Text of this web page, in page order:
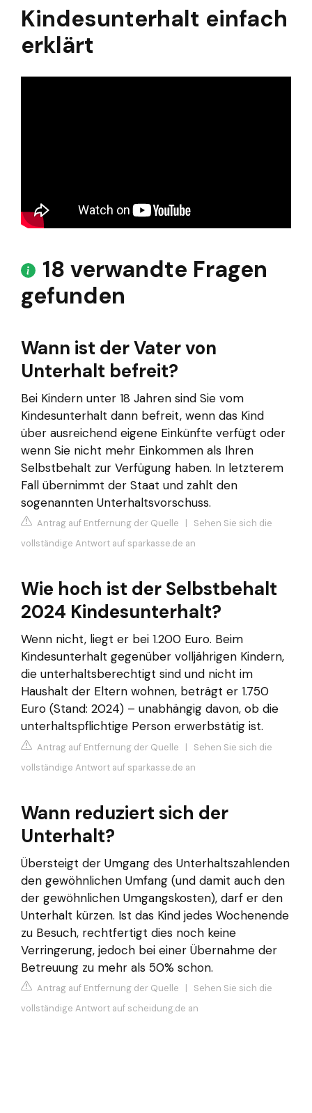
Kindesunterhalt einfach
erklärt
18 verwandte Fragen
gefunden
Wann ist der Vater von
Unterhalt befreit?
Bei Kindern unter 18 Jahren sind Sie vom
Kindesunterhalt dann befreit, wenn das Kind
über ausreichend eigene Einkünfte verfügt oder
wenn Sie nicht mehr Einkommen als Ihren
Selbstbehalt zur Verfügung haben. In letzterem
Fall übernimmt der Staat und zahlt den
sogenannten Unterhaltsvorschuss.
Antrag auf Entfernung der Quelle | Sehen Sie sich die
vollständige Antwort auf sparkasse.de an
Wie hoch ist der Selbstbehalt
2024 Kindesunterhalt?
Wenn nicht, liegt er bei 1.200 Euro. Beim
Kindesunterhalt gegenüber volljährigen Kindern,
die unterhaltsberechtigt sind und nicht im
Haushalt der Eltern wohnen, beträgt er 1.750
Euro (Stand: 2024) – unabhängig davon, ob die
unterhaltspflichtige Person erwerbstätig ist.
Antrag auf Entfernung der Quelle | Sehen Sie sich die
vollständige Antwort auf sparkasse.de an
Wann reduziert sich der
Unterhalt?
Übersteigt der Umgang des Unterhaltszahlenden
den gewöhnlichen Umfang (und damit auch den
der gewöhnlichen Umgangskosten), darf er den
Unterhalt kürzen. Ist das Kind jedes Wochenende
zu Besuch, rechtfertigt dies noch keine
Verringerung, jedoch bei einer Übernahme der
Betreuung zu mehr als 50% schon.
Antrag auf Entfernung der Quelle | Sehen Sie sich die
vollständige Antwort auf scheidung.de an